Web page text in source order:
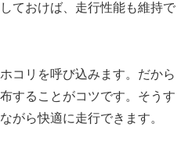
ておけば、走行性能も維持で
コリを呼び込みます。だから
することがコツです。そうす
がら快適に走行できます。